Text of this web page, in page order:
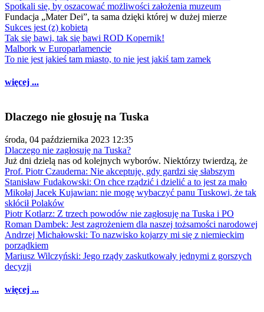
Spotkali się, by oszacować możliwości założenia muzeum
Fundacja „Mater Dei”, ta sama dzięki której w dużej mierze
Sukces jest (z) kobietą
Tak się bawi, tak się bawi ROD Kopernik!
Malbork w Europarlamencie
To nie jest jakieś tam miasto, to nie jest jakiś tam zamek
więcej ...
Dlaczego nie głosuję na Tuska
środa, 04 października 2023 12:35
Dlaczego nie zagłosuję na Tuska?
Już dni dzielą nas od kolejnych wyborów. Niektórzy twierdzą, że
Prof. Piotr Czauderna: Nie akceptuję, gdy gardzi się słabszym
Stanisław Fudakowski: On chce rządzić i dzielić a to jest za mało
Mikołaj Jacek Kujawian: nie mogę wybaczyć panu Tuskowi, że tak
skłócił Polaków
Piotr Kotlarz: Z trzech powodów nie zagłosuję na Tuska i PO
Roman Dambek: Jest zagrożeniem dla naszej tożsamości narodowej
Andrzej Michałowski: To nazwisko kojarzy mi się z niemieckim
porządkiem
Mariusz Wilczyński: Jego rządy zaskutkowały jednymi z gorszych
decyzji
więcej ...